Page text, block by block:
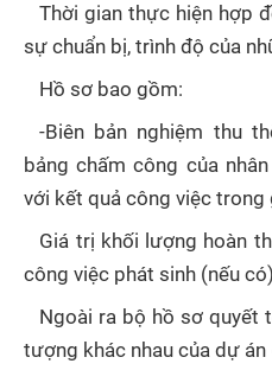
Thời gian thực hiện hợp
sự chuẩn bị, trình độ của
Hồ sơ bao gồm:
-Biên bản nghiệm thu
bảng chấm công của
với kết quả công việc trong
Giá trị khối lượng hoàn
công việc phát sinh (nếu
Ngoài ra bộ hồ sơ quyết
tượng khác nhau của dự